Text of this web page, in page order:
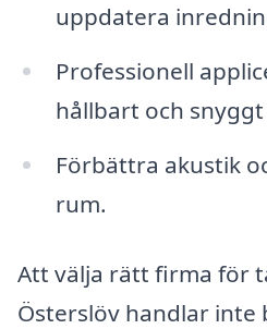
uppdatera
Professionell
hållbart och
Förbättra akustik
rum.
Att välja rätt firma för
Österslöv handlar inte